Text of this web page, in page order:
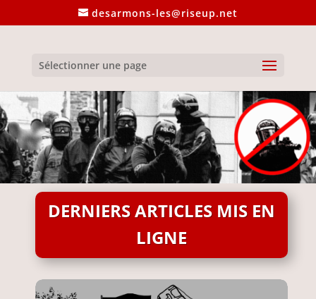
desarmons-les@riseup.net
Sélectionner une page
DERNIERS ARTICLES MIS EN
LIGNE